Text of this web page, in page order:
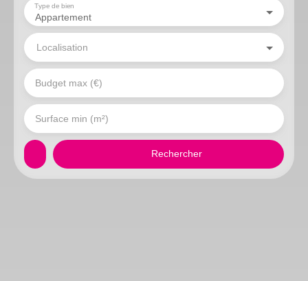
Appartement
Type de bien
Localisation
Budget max (€)
Surface min (m²)
Rechercher